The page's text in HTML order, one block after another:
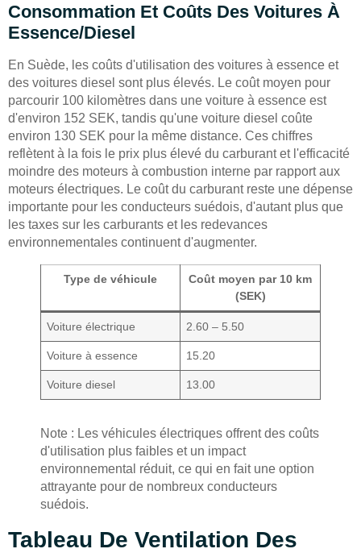
Consommation Et Coûts Des Voitures À
Essence/diesel
En Suède, les coûts d'utilisation des voitures à essence et
des voitures diesel sont plus élevés. Le coût moyen pour
parcourir 100 kilomètres dans une voiture à essence est
d'environ 152 SEK, tandis qu'une voiture diesel coûte
environ 130 SEK pour la même distance. Ces chiffres
reflètent à la fois le prix plus élevé du carburant et l'efficacité
moindre des moteurs à combustion interne par rapport aux
moteurs électriques. Le coût du carburant reste une dépense
importante pour les conducteurs suédois, d'autant plus que
les taxes sur les carburants et les redevances
environnementales continuent d'augmenter.
Type de véhicule
Coût moyen par 10 km
(SEK)
Voiture électrique 2.60 – 5.50
Voiture à essence 15.20
Voiture diesel 13.00
Note : Les véhicules électriques offrent des coûts
d'utilisation plus faibles et un impact
environnemental réduit, ce qui en fait une option
attrayante pour de nombreux conducteurs
suédois.
Tableau De Ventilation Des